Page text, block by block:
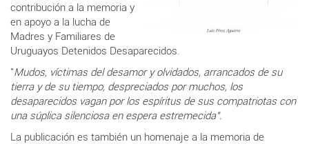
contribución a la memoria y
en apoyo a la lucha de
Madres y Familiares de
Uruguayos Detenidos Desaparecidos.
"Mudos, víctimas del desamor y olvidados, arrancados de su
tierra y de su tiempo, despreciados pormuchos, los
desaparecidos vagan por los espíritus de sus compatriotas con
una súplica silenciosa en espera estremecida".
La publicación es también un homenaje a la memoria de